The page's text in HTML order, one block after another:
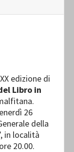
edizione di
Libro in
26
della
in località
20.00.